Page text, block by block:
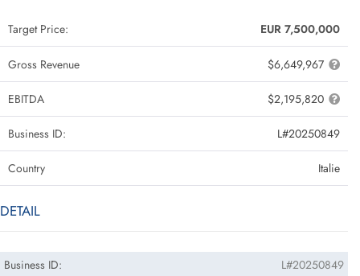
Target Price: EUR 7,500,000
Gross Revenue $6,649,967
EBITDA $2,195,820
Business ID: L#20250849
Country Italie
DETAIL
Business ID: L#20250849